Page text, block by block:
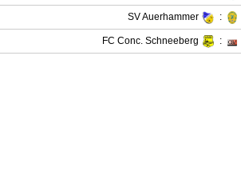
SV Auerhammer :
FC Conc. Schneeberg :